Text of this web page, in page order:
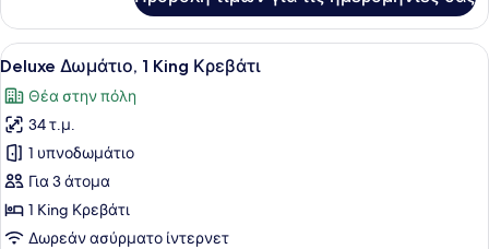
Δωμάτιο,
Queen
Προβολή
όλων
των
φωτογραφιών
για
Deluxe
Δωμάτιο,
1
Ένα δωμάτιο ξενοδοχείου με ένα
1
Deluxe Δωμάτιο, 1 King Κρεβάτι
Θέα στην πόλη
34 τ.μ.
1 υπνοδωμάτιο
Για 3 άτομα
1 King Κρεβάτι
Δωρεάν ασύρματο ίντερνετ